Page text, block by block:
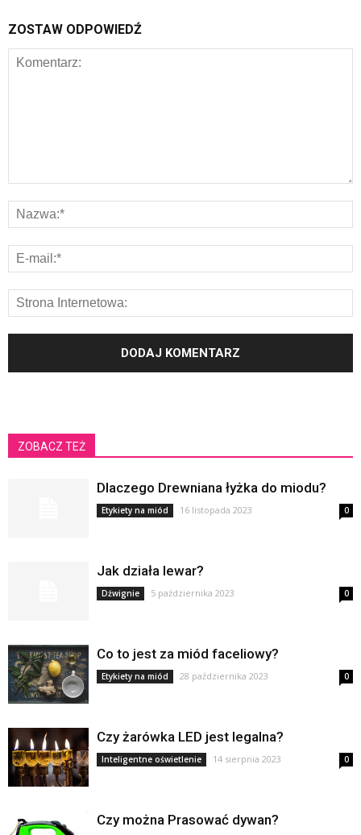
ZOSTAW ODPOWIEDŹ
ZOBACZ TEŻ
Dlaczego Drewniana łyżka do miodu?
Etykiety na miód 16 listopada 2023 0
Jak działa lewar?
Dźwignie 5 października 2023 0
Co to jest za miód faceliowy?
Etykiety na miód 28 października 2023 0
Czy żarówka LED jest legalna?
Inteligentne oświetlenie 14 sierpnia 2023 0
Czy można Prasować dywan?